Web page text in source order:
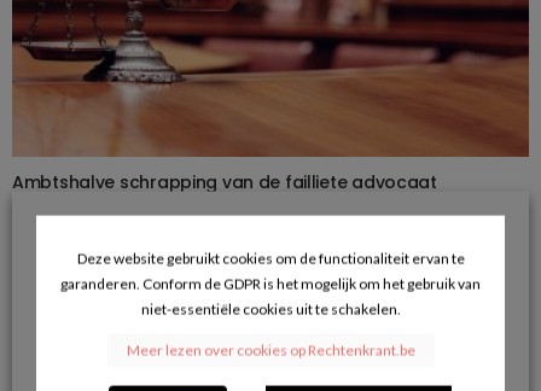
Ambtshalve schrapping van de failliete advocaat
01/05/2018
VERDER LEZEN
Deze website gebruikt cookies om de functionaliteit ervan te
garanderen. Conform de GDPR is het mogelijk om het gebruik van
niet-essentiële cookies uit te schakelen.
Meer lezen over cookies op Rechtenkrant.be